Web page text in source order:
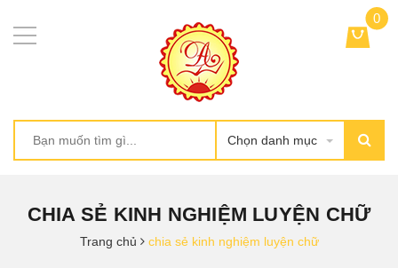
Chọn danh mục
0
CHIA SẺ KINH NGHIỆM LUYỆN CHỮ
Trang chủ chia sẻ kinh nghiệm luyện chữ